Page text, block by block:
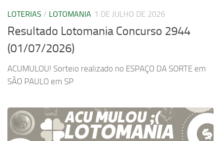
LOTERIAS / LOTOMANIA 1 DE JULHO DE 2026
Resultado Lotomania Concurso 2944
(01/07/2026)
ACUMULOU! Sorteio realizado no ESPAÇO DA SORTE em
SÃO PAULO em SP